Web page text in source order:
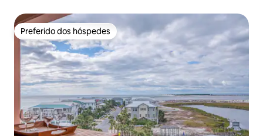
Preferido dos hóspedes
Preferido dos hóspedes